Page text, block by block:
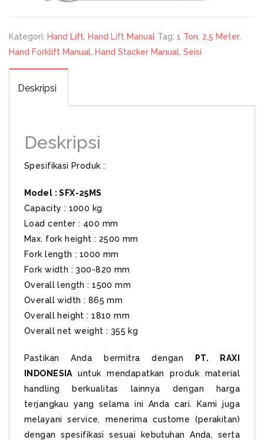
Kategori: Hand Lift Hand Lift Manual Tag: 1 Ton 2.5 Meter,
Hand Forklift Manual Hand Stacker Manual Seisi
Deskripsi
Deskripsi
Spesifikasi Produk :
Model : SFX-25MS
Capacity : 1000 kg
Load center : 400 mm
Max. fork height : 2500 mm
Fork length : 1000 mm
Fork width : 300-820 mm
Overall length : 1500 mm
Overall width : 865 mm
Overall height : 1810 mm
Overall net weight : 355 kg
Pastikan Anda bermitra dengan
PT. RAXI
INDONESIA untuk mendapatkan produk material
handling berkualitas lainnya dengan harga
terjangkau yang selama ini Anda cari. Kami juga
melayani service, menerima custome (perakitan)
dengan spesifikasi sesuai kebutuhan Anda, serta